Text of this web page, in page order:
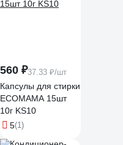
560 ₽37.33 ₽/шт
Капсулы для стирки
ECOMAMA 15шт
10г KS10
5(1)